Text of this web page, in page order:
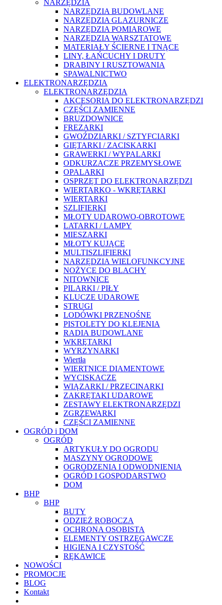
NARZĘDZIA
NARZĘDZIA BUDOWLANE
NARZĘDZIA GLAZURNICZE
NARZĘDZIA POMIAROWE
NARZĘDZIA WARSZTATOWE
MATERIAŁY ŚCIERNE I TNĄCE
LINY, ŁAŃCUCHY I DRUTY
DRABINY I RUSZTOWANIA
SPAWALNICTWO
ELEKTRONARZĘDZIA
ELEKTRONARZĘDZIA
AKCESORIA DO ELEKTRONARZĘDZI
CZĘŚCI ZAMIENNE
BRUZDOWNICE
FREZARKI
GWOŹDZIARKI / SZTYFCIARKI
GIĘTARKI / ZACISKARKI
GRAWERKI / WYPALARKI
ODKURZACZE PRZEMYSŁOWE
OPALARKI
OSPRZĘT DO ELEKTRONARZĘDZI
WIERTARKO - WKRĘTARKI
WIERTARKI
SZLIFIERKI
MŁOTY UDAROWO-OBROTOWE
LATARKI / LAMPY
MIESZARKI
MŁOTY KUJĄCE
MULTISZLIFIERKI
NARZĘDZIA WIELOFUNKCYJNE
NOŻYCE DO BLACHY
NITOWNICE
PILARKI / PIŁY
KLUCZE UDAROWE
STRUGI
LODÓWKI PRZENOŚNE
PISTOLETY DO KLEJENIA
RADIA BUDOWLANE
WKRĘTARKI
WYRZYNARKI
Wiertła
WIERTNICE DIAMENTOWE
WYCISKACZE
WIĄZARKI / PRZECINARKI
ZAKRĘTAKI UDAROWE
ZESTAWY ELEKTRONARZĘDZI
ZGRZEWARKI
CZĘŚCI ZAMIENNE
OGRÓD i DOM
OGRÓD
ARTYKUŁY DO OGRODU
MASZYNY OGRODOWE
OGRODZENIA I ODWODNIENIA
OGRÓD I GOSPODARSTWO
DOM
BHP
BHP
BUTY
ODZIEŻ ROBOCZA
OCHRONA OSOBISTA
ELEMENTY OSTRZEGAWCZE
HIGIENA I CZYSTOŚĆ
RĘKAWICE
NOWOŚCI
PROMOCJE
BLOG
Kontakt